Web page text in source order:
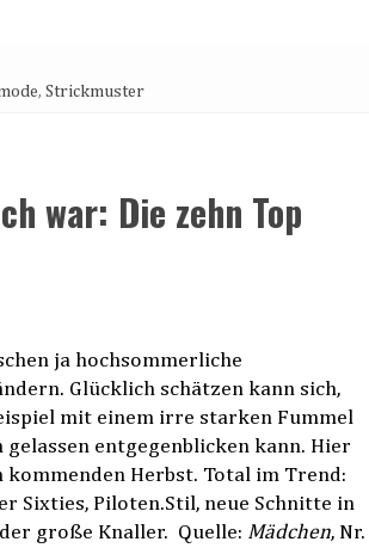
, Strickmuster
war: Die zehn Top
ja hochsommerliche
Glücklich schätzen kann sich,
mit einem irre starken Fummel
entgegenblicken kann. Hier
Herbst. Total im Trend:
Sixties, Piloten.Stil, neue Schnitte in
große Knaller. Quelle: Mädchen, Nr.